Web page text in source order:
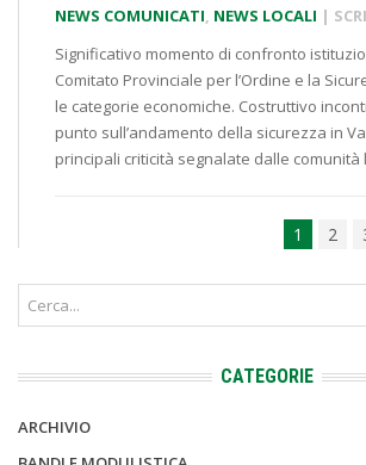
NEWS COMUNICATI, NEWS LOCALI |
Significativo momento di confronto
Comitato Provinciale per l’Ordine e la
le categorie economiche. Costruttivo
punto sull’andamento della sicurezza in
principali criticità segnalate dalle comunità
1 2
CATEGORIE
ARCHIVIO